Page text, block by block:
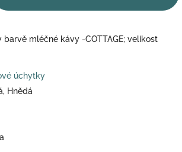
barvě mléčné kávy -COTTAGE; velikost
úchytky
Hnědá